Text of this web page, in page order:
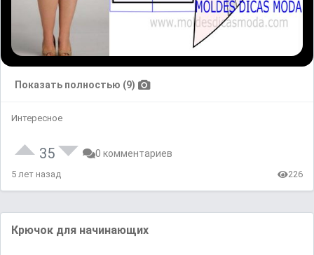
Показать полностью (9)
Интересное
35 0 комментариев
5 лет назад 226
Крючок для начинающих